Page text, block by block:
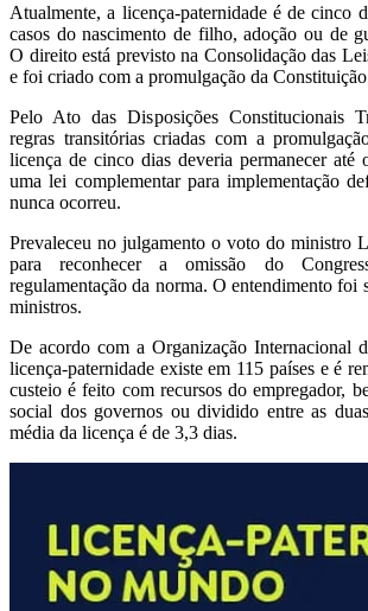
Atualmente, a licença-paternidade é de cinco
casos do nascimento de filho, adoção ou de
O direito está previsto na Consolidação das
e foi criado com a promulgação da
Pelo Ato das Disposições Constitucionais
regras transitórias criadas com a
licença de cinco dias deveria permanecer até
uma lei complementar para implementação
nunca ocorreu.
Prevaleceu no julgamento o voto do ministro
para reconhecer a omissão do
regulamentação da norma. O entendimento foi
ministros.
De acordo com a Organização Internacional
licença-paternidade existe em 115 países e é
custeio é feito com recursos do empregador,
social dos governos ou dividido entre as
média da licença é de 3,3 dias.